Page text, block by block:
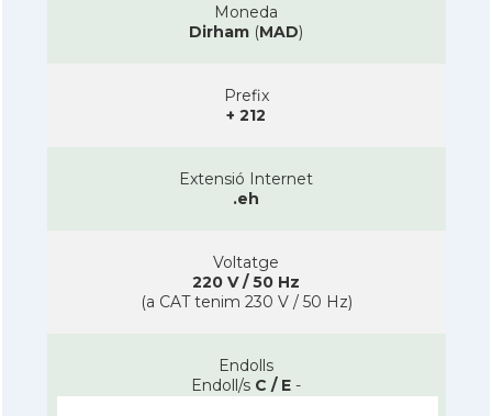
Moneda
Dirham (MAD)
Prefix
+ 212
Extensió Internet
.eh
Voltatge
220 V / 50 Hz
(a CAT tenim 230 V / 50 Hz)
Endolls
Endoll/s C / E -